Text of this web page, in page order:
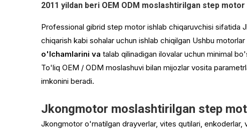
2011 yildan beri OEM ODM moslashtirilgan step
Professional gibrid step motor ishlab chiqaruvchisi sifatida
chiqarish kabi sohalar uchun ishlab chiqilgan Ushbu
o'lchamlarini va talab qilinadigan ilovalar uchun minimal
To'liq OEM / ODM moslashuvi bilan mijozlar vosita
imkonini beradi.
Jkongmotor moslashtirilgan step
Jkongmotor o'rnatilgan drayverlar, vites qutilari,